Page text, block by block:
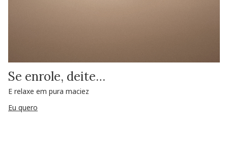
Se enrole, deite…
E relaxe em pura maciez
Eu quero